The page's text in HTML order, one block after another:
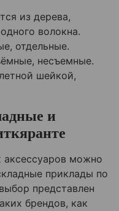
из дерева,
волокна.
отдельные.
несъемные.
шейкой,
и
можно
приклады по
представлен
брендов, как